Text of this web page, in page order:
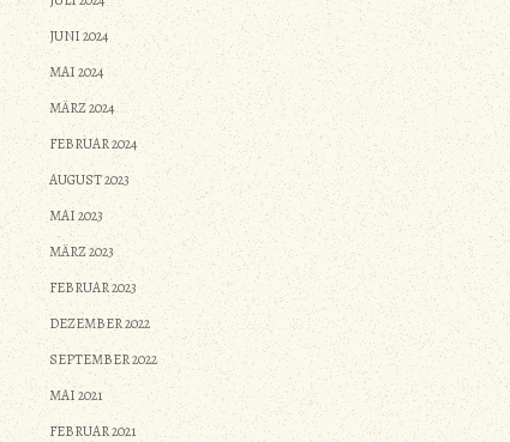
JUNI 2024
MAI 2024
MÄRZ 2024
FEBRUAR 2024
AUGUST 2023
MAI 2023
MÄRZ 2023
FEBRUAR 2023
DEZEMBER 2022
SEPTEMBER 2022
MAI 2021
FEBRUAR 2021